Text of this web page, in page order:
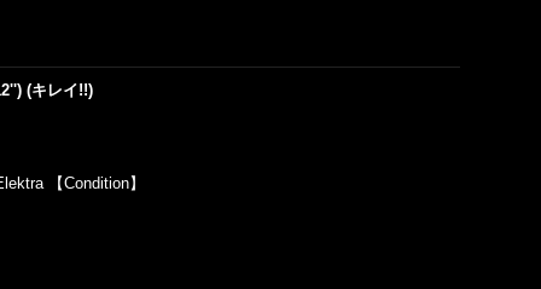
(キレイ!!)
【Condition】